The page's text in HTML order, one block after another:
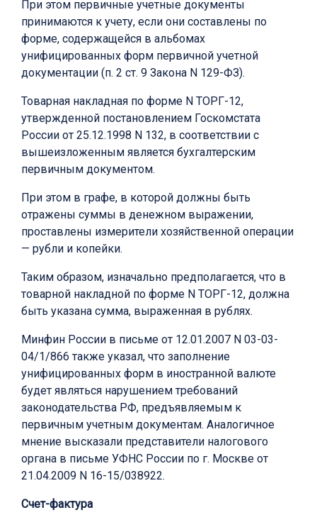
При этом первичные учетные документы
принимаются к учету, если они составлены по
форме, содержащейся в альбомах
унифицированных форм первичной учетной
документации (п. 2 ст. 9 Закона N 129-ФЗ).
Товарная накладная по форме N ТОРГ-12,
утвержденной постановлением Госкомстата
России от 25.12.1998 N 132, в соответствии с
вышеизложенным является бухгалтерским
первичным документом.
При этом в графе, в которой должны быть
отражены суммы в денежном выражении,
проставлены измерители хозяйственной операции
— рубли и копейки.
Таким образом, изначально предполагается, что в
товарной накладной по форме N ТОРГ-12, должна
быть указана сумма, выраженная в рублях.
Минфин России в письме от 12.01.2007 N 03-03-
04/1/866 также указал, что заполнение
унифицированных форм в иностранной валюте
будет являться нарушением требований
законодательства РФ, предъявляемым к
первичным учетным документам. Аналогичное
мнение высказали представители налогового
органа в письме УФНС России по г. Москве от
21.04.2009 N 16-15/038922.
Счет-фактура